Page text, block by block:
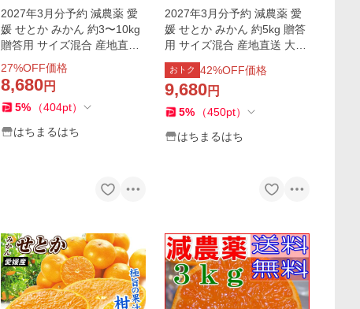
2027年3月分予約 減農薬 愛
媛 せとか みかん 約3〜10kg
贈答用 サイズ混合 産地直送
大三島 NN ※ ふるさと納税
ではありません
27%OFF価格
8,680円
5% （404pt）
はちまるはち
2027年3月分予約 減農薬 愛
媛 せとか みかん 約5kg 贈答
用 サイズ混合 産地直送 大三
島 NN ※ ふるさと納税 では
ありません
おトク 42%OFF価格
9,680円
5% （450pt）
はちまるはち